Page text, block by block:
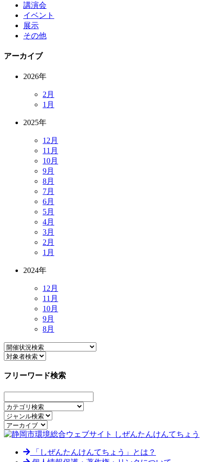
講演会
イベント
展示
その他
アーカイブ
2026年
2月
1月
2025年
12月
11月
10月
9月
8月
7月
6月
5月
4月
3月
2月
1月
2024年
12月
11月
10月
9月
8月
フリーワード検索
「しぜんたんけんてちょう」とは？